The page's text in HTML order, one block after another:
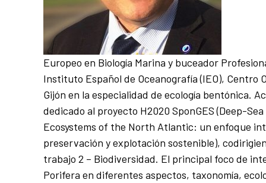
Europeo en Biología Marina y buceador
Instituto Español de Oceanografía (IEO), Centro
Gijón en la especialidad de ecología bentónica.
dedicado al proyecto H2020 SponGES (Deep-
Ecosystems of the North Atlantic: un enfoque
preservación y explotación sostenible),
trabajo 2 – Biodiversidad. El principal foco de
Porifera en diferentes aspectos, taxonomía,